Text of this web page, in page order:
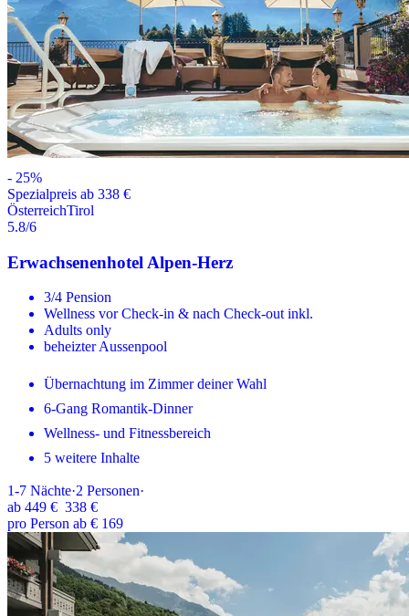
- 25%
Spezialpreis ab 338 €
ÖsterreichTirol
5.8/6
Erwachsenenhotel Alpen-Herz
3/4 Pension
Wellness vor Check-in & nach Check-out inkl.
Adults only
beheizter Aussenpool
Übernachtung im Zimmer deiner Wahl
6-Gang Romantik-Dinner
Wellness- und Fitnessbereich
5 weitere Inhalte
1-7 Nächte·2 Personen·
ab 449 € 338 €
pro Person ab € 169